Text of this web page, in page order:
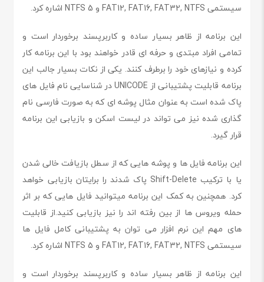
سیستمی FAT12, FAT16, FAT32, NTFS و NTFS 5 اشاره کرد.
این برنامه از ظاهر بسیار ساده و کاربرپسند برخوردار است و
تمامی افراد مبتدی و حرفه ای قادر خواهند بود با این برنامه کار
کرده و نیازهای خود را برطرف کنند. یکی از نکات بسیار جالب این
برنامه قابلیت پشتیبانی از UNICODE در شناسایی نام فایل های
پاک شده است به عنوان مثال پوشه ای که به صورت فارسی نام
گذاری شده نیز می تواند در لیست اسکن و بازیابی این برنامه
قرار گیرد.
این برنامه فایل ها و پوشه هایی که از سطل بازیافت خالی شدن
یا با ترکیب Shift-Delete پاک شدند را برایتان بازیابی خواهد
کرد. همچنین به کمک این برنامه میتوانید فایل هایی که بر اثر
حمله ویروس ها از بین رفته اند را نیز بازیابی کنید.از قابلیت
های مهم این نرم افزار می توان به پشتیبانی کامل فایل ها
سیستمی FAT12, FAT16, FAT32, NTFS و NTFS 5 اشاره کرد.
این برنامه از ظاهر بسیار ساده و کاربرپسند برخوردار است و